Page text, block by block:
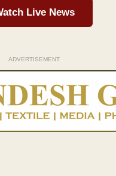
Live News
ADVERTISEMENT